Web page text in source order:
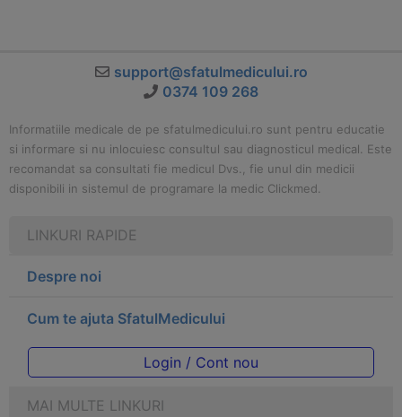
support@sfatulmedicului.ro
0374 109 268
Informatiile medicale de pe sfatulmedicului.ro sunt pentru educatie
si informare si nu inlocuiesc consultul sau diagnosticul medical. Este
recomandat sa consultati fie medicul Dvs., fie unul din medicii
disponibili in sistemul de programare la medic Clickmed.
LINKURI RAPIDE
Despre noi
Cum te ajuta SfatulMedicului
Login / Cont nou
MAI MULTE LINKURI